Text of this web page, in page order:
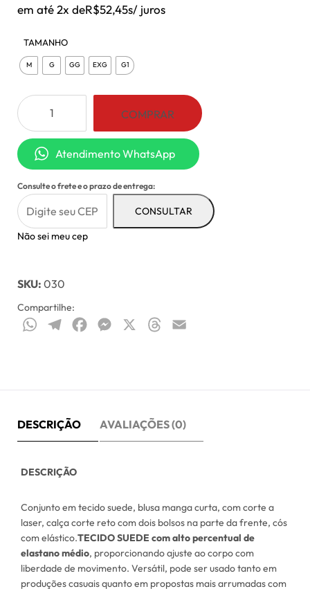
preço
original
era:
R$149,90.
preço
atual
é:
R$104,90.
em até 2x deR$52,45s/ juros
TAMANHO
M G GG EXG G1
Conjunto
Suede
Preto
quantidade
COMPRAR
Atendimento WhatsApp
Consulte o frete e o prazo de entrega:
CONSULTAR
Não sei meu cep
SKU: 030
Compartilhe:
WhatsAppTelegramFacebookMessenger Threads
DESCRIÇÃO AVALIAÇÕES (0)
DESCRIÇÃO
Conjunto em tecido suede, blusa manga curta, com corte a
laser, calça corte reto com dois bolsos na parte da frente, cós
com elástico.TECIDO SUEDE com alto percentual de
elastano médio, proporcionando ajuste ao corpo com
liberdade de movimento. Versátil, pode ser usado tanto em
produções casuais quanto em propostas mais arrumadas com